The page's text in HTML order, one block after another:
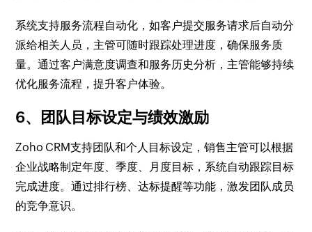
系统支持服务流程自动化，如客户提交服务请求后自动分
派给相关人员，主管可随时跟踪处理进度，确保服务质
量。通过客户满意度调查和服务历史分析，主管能够持续
优化服务流程，提升客户体验。
6、团队目标设定与绩效激励
Zoho CRM支持团队和个人目标设定，销售主管可以根据
企业战略制定年度、季度、月度目标，系统自动跟踪目标
完成进度。通过排行榜、达标提醒等功能，激发团队成员
的竞争意识。